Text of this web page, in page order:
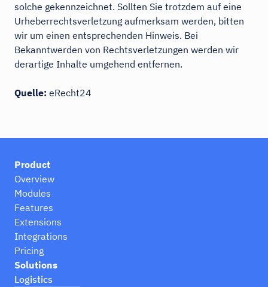
solche gekennzeichnet. Sollten Sie trotzdem auf eine
Urheberrechtsverletzung aufmerksam werden, bitten
wir um einen entsprechenden Hinweis. Bei
Bekanntwerden von Rechtsverletzungen werden wir
derartige Inhalte umgehend entfernen.
Quelle: eRecht24
Product
Overview
Modules
Features
Extensions
Integrations
Pricing
Solutions
Logistics